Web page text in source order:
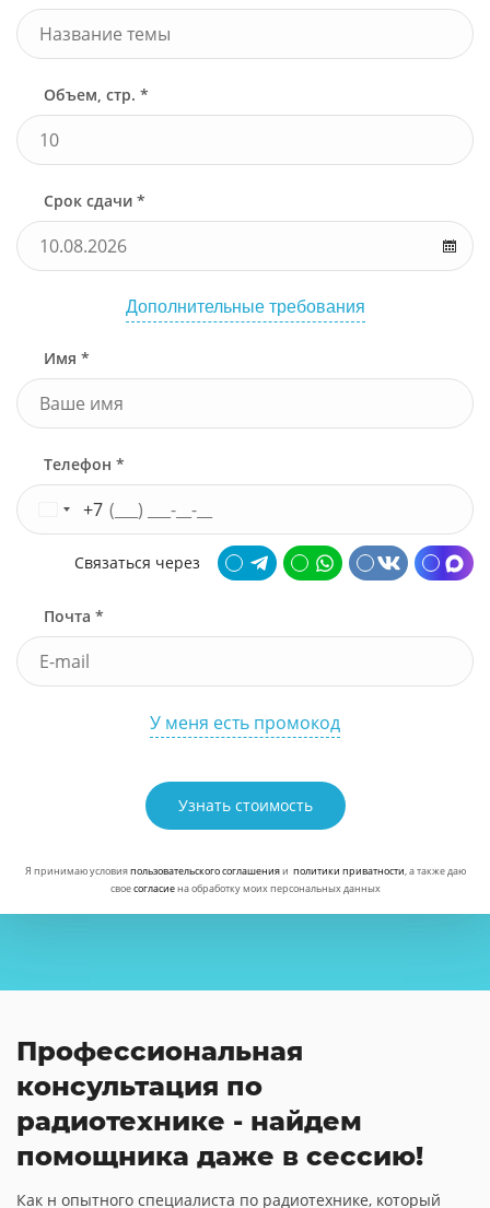
Объем, стр. *
Срок сдачи *
Дополнительные требования
Имя *
Телефон *
+7
Связаться через
Почта *
У меня есть промокод
Узнать стоимость
Я принимаю условияпользовательского соглашенияи политики приватности, а также даю
своесогласиена обработку моих персональных данных
Профессиональная
консультация по
радиотехнике - найдем
помощника даже в сессию!
Как н опытного специалиста по радиотехнике, который